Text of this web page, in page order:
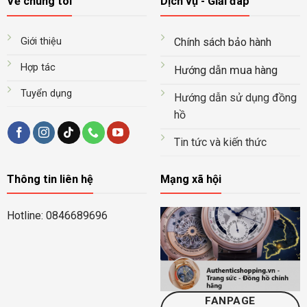
Giới thiệu
Hợp tác
Tuyển dụng
Chính sách bảo hành
Hướng dẫn mua hàng
Hướng dẫn sử dụng đồng
hồ
Tin tức và kiến thức
Thông tin liên hệ
Hotline: 0846689696
Mạng xã hội
FANPAGE